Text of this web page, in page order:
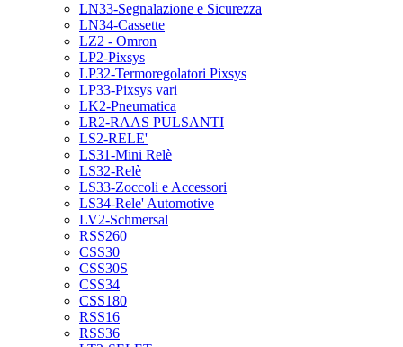
LN33-Segnalazione e Sicurezza
LN34-Cassette
LZ2 - Omron
LP2-Pixsys
LP32-Termoregolatori Pixsys
LP33-Pixsys vari
LK2-Pneumatica
LR2-RAAS PULSANTI
LS2-RELE'
LS31-Mini Relè
LS32-Relè
LS33-Zoccoli e Accessori
LS34-Rele' Automotive
LV2-Schmersal
RSS260
CSS30
CSS30S
CSS34
CSS180
RSS16
RSS36